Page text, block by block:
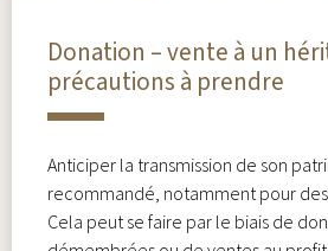
Donation – vente à un
précautions à prendre
Anticiper la transmission de son
recommandé, notamment pour des
Cela peut se faire par le biais de